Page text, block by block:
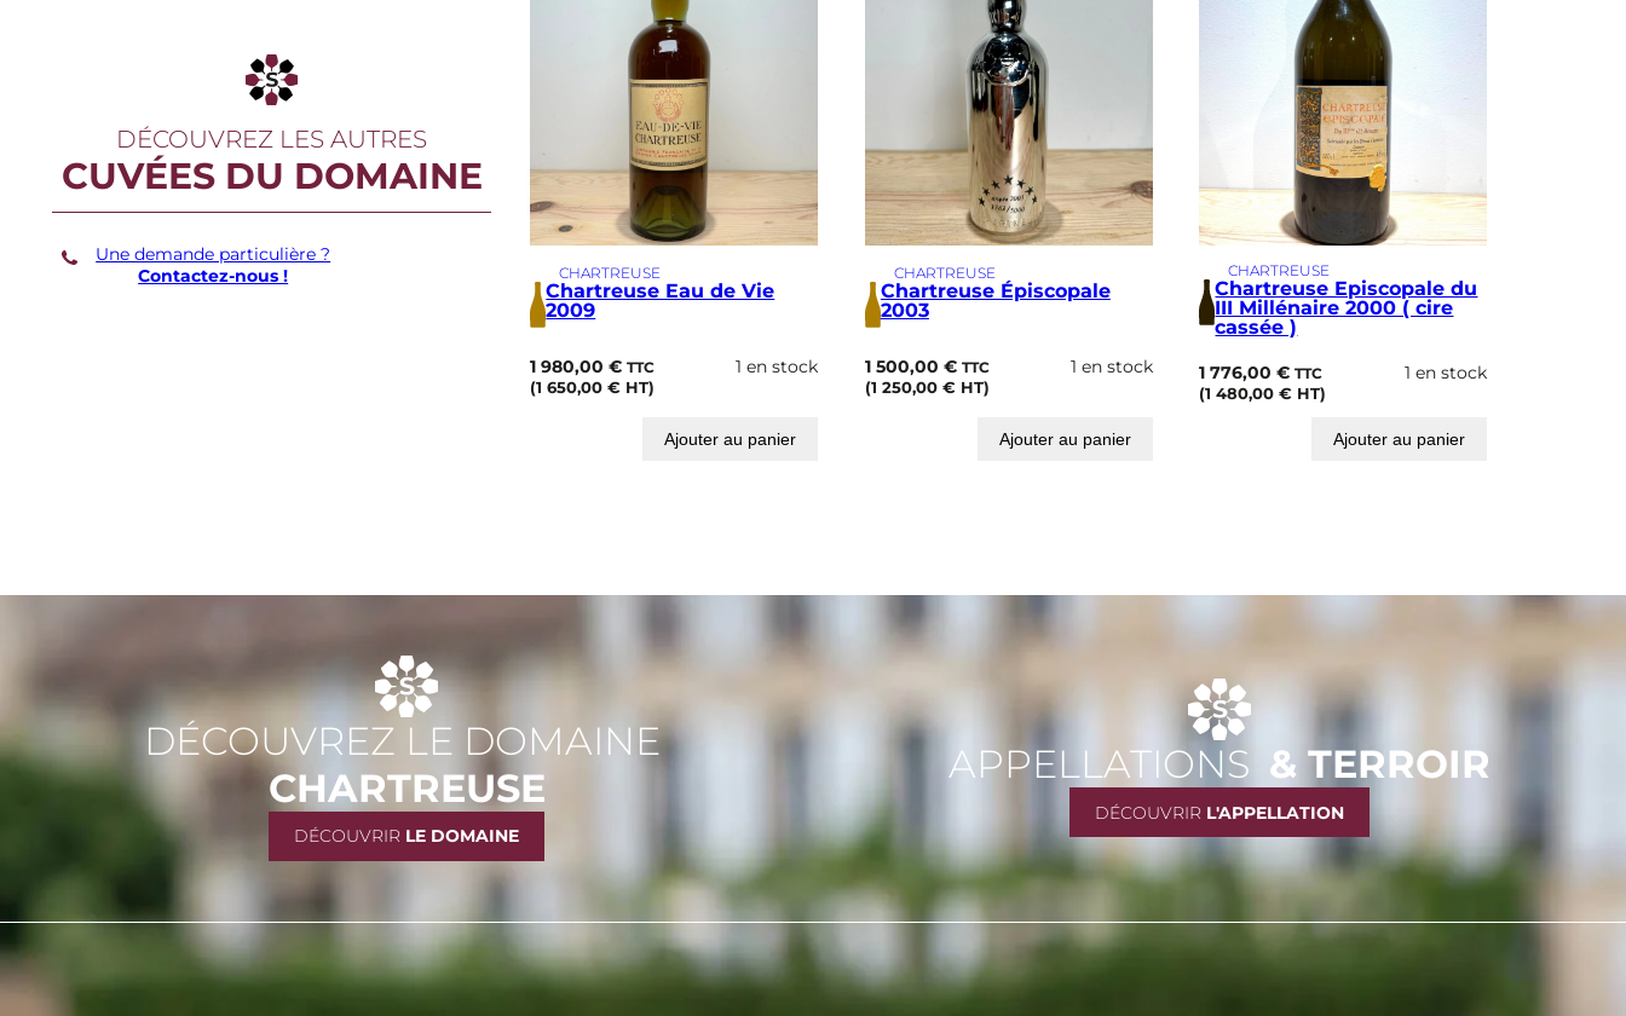
DÉCOUVREZ LES AUTRES
CUVÉES DU DOMAINE
Une demande particulière ?
Contactez-nous !
CHARTREUSE
Chartreuse Eau de Vie
2009
1 980,00€ TTC
(1 650,00€ HT)
1 en stock
Ajouter au panier
CHARTREUSE
Chartreuse Épiscopale
2003
1 500,00 € TTC
(1 250,00 €HT)
1 en stock
Ajouter au panier
CHARTREUSE
Chartreuse Episcopale du
III Millénaire 2000 ( cire
cassée )
1 776,00€ TTC
(1 480,00€ HT)
1 en stock
Ajouter au panier
DÉCOUVREZ LE DOMAINE
CHARTREUSE
DÉCOUVRIR LE DOMAINE
APPELLATIONS & TERROIR
DÉCOUVRIR L'APPELLATION